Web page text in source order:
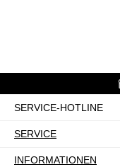
SERVICE-HOTLINE
SERVICE
INFORMATIONEN